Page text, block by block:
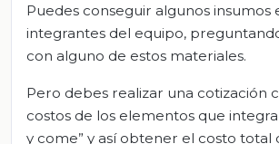
Puedes conseguir algunos insumos
integrantes del equipo,
con alguno de estos materiales.
Pero debes realizar una cotización
costos de los elementos que
y come” y así obtener el costo total